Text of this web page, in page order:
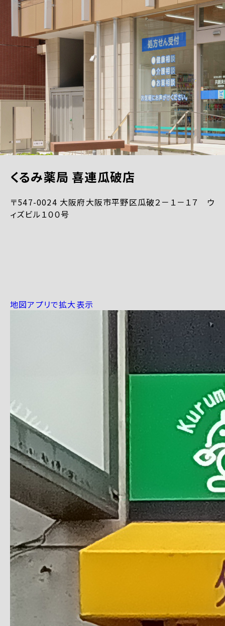
くるみ薬局 喜連瓜破店
〒547-0024 大阪府大阪市平野区瓜破２－１－１７ ウ
ィズビル１００号
地図アプリで拡大表示